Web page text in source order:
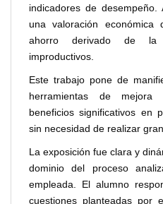
indicadores de
una valoración económica
ahorro derivado de la
improductivos.
Este trabajo pone de
herramientas de mejora
beneficios significativos en
sin necesidad de realizar
La exposición fue clara y
dominio del proceso
empleada. El alumno
cuestiones planteadas por